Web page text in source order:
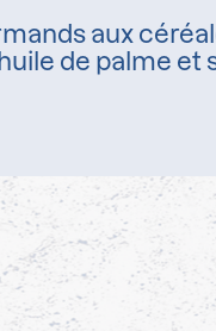
aux
de palme et